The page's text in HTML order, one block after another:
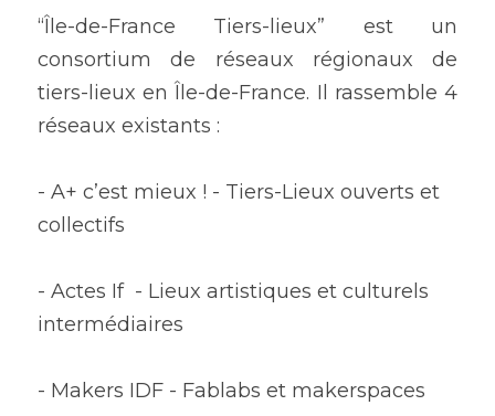
“Île-de-France Tiers-lieux” est un
consortium de réseaux régionaux de
tiers-lieux en Île-de-France. Il rassemble 4
réseaux existants :
- A+ c’est mieux ! - Tiers-Lieux ouverts et
collectifs
- Actes If  - Lieux artistiques et culturels
intermédiaires
- Makers IDF - Fablabs et makerspaces